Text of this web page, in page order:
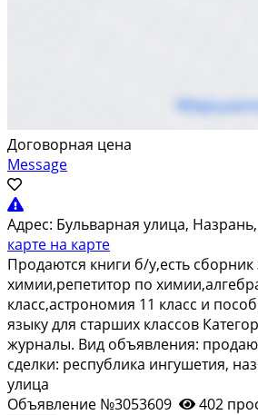
Договорная цена
Message
Адрес: Бульварная улица, Назрань,
карте на карте
Продаются книги б/у,есть сборник
химии,репетитор по
класс,астрономия 11 класс и
языку для старших классов
журналы. Вид объявления:
сделки: республика ингушетия,
улица
Объявление №3053609
402